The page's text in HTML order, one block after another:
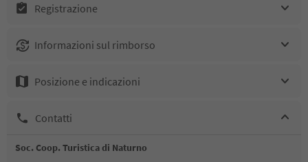
Registrazione
Informazioni sul rimborso
Posizione e indicazioni
Contatti
Soc. Coop. Turistica di Naturno